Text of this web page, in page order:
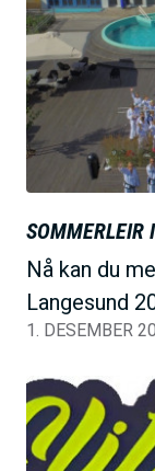
l
d
e
SOMMERLEIR
Nå kan du
Langesund
1. DESEMBER
B
i
l